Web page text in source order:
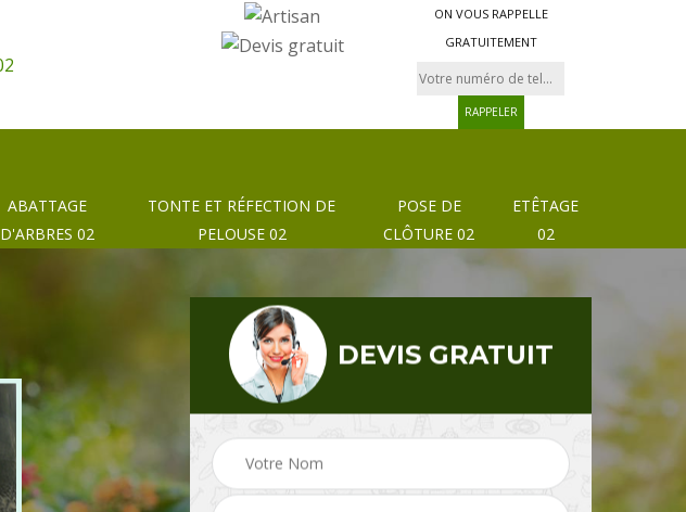
ON VOUS RAPPELLE
GRATUITEMENT
ABATTAGE
D'ARBRES 02
TONTE ET RÉFECTION DE
PELOUSE 02
POSE DE
CLÔTURE 02
ETÊTAGE
02
Taille de haie 02 Pose de clôture et Etêtage 02
DEVIS GRATUIT